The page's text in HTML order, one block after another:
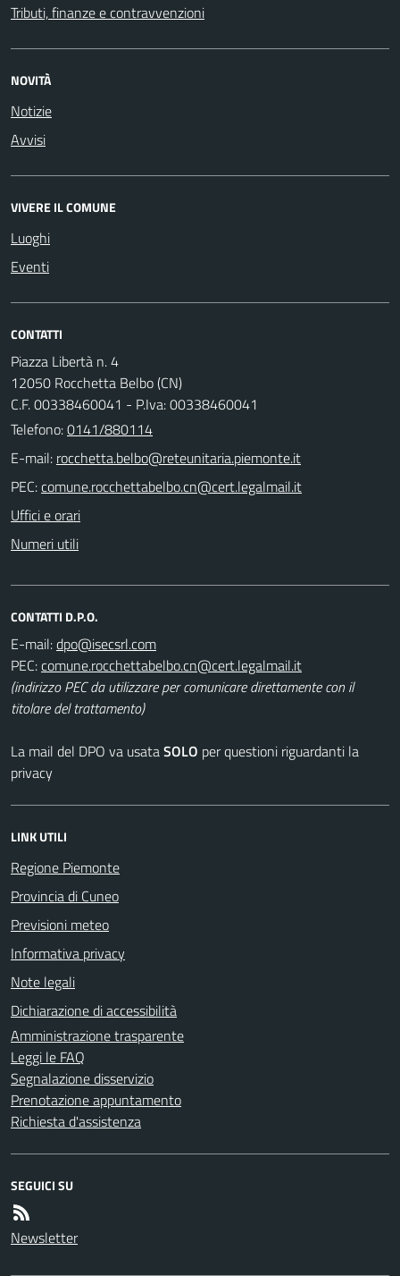
Tributi, finanze e contravvenzioni
NOVITÀ
Notizie
Avvisi
VIVERE IL COMUNE
Luoghi
Eventi
CONTATTI
Piazza Libertà n. 4
12050 Rocchetta Belbo (CN)
C.F. 00338460041 - P.Iva: 00338460041
Telefono:0141/880114
E-mail:
PEC:
Uffici e orari
Numeri utili
CONTATTI D.P.O.
E-mail:
PEC:
(indirizzo PEC da utilizzare per comunicare direttamente con il
titolare del trattamento)
La mail del DPO va usataSOLO per questioni riguardanti la
privacy
LINK UTILI
Regione Piemonte
Provincia di Cuneo
Previsioni meteo
Informativa privacy
Note legali
Dichiarazione di accessibilità
Amministrazione trasparente
Leggi le FAQ
Segnalazione disservizio
Prenotazione appuntamento
Richiesta d'assistenza
SEGUICI SU
Newsletter